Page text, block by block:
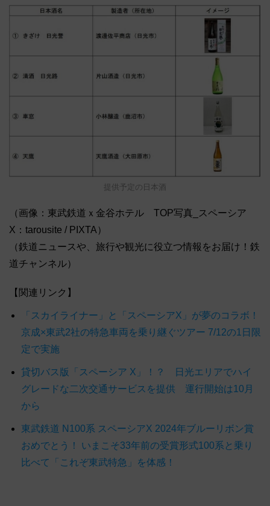
提供予定の日本酒
（画像：東武鉄道ｘ金谷ホテル TOP写真_スペーシア
X：tarousite / PIXTA）
（鉄道ニュースや、旅行や観光に役立つ情報をお届け！鉄
道チャンネル）
【関連リンク】
「スカイライナー」と「スペーシアX」が夢のコラボ！
京成×東武2社の特急車両を乗り継ぐツアー 7/12の1日限
定で実施
貸切バス版「スペーシア X」！？ 日光エリアでハイ
グレードな二次交通サービスを提供 運行開始は10月
から
東武鉄道 N100系 スペーシアX 2024年ブルーリボン賞
おめでとう！ いまこそ33年前の受賞形式100系と乗り
比べて「これぞ東武特急」を体感！